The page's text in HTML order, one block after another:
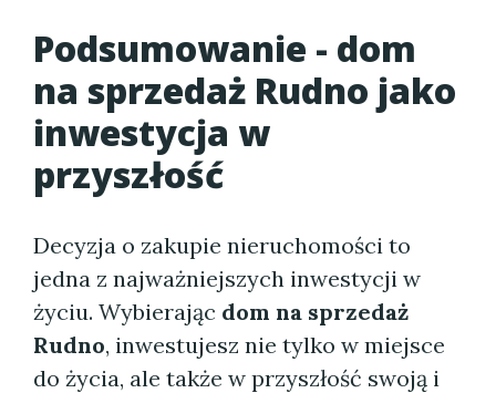
Podsumowanie - dom
na sprzedaż Rudno jako
inwestycja w
przyszłość
Decyzja o zakupie nieruchomości to
jedna z najważniejszych inwestycji w
życiu. Wybierając dom na sprzedaż
Rudno, inwestujesz nie tylko w miejsce
do życia, ale także w przyszłość swoją i